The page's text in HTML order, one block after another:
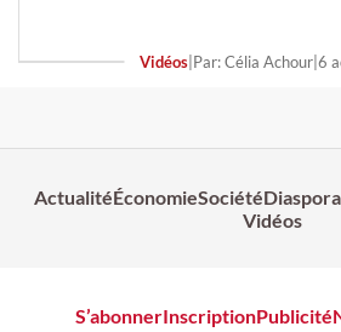
Vidéos|Par: Célia Achour|6
ActualitéÉconomieSociété
Vidéos
S’abonnerInscriptionPublicité